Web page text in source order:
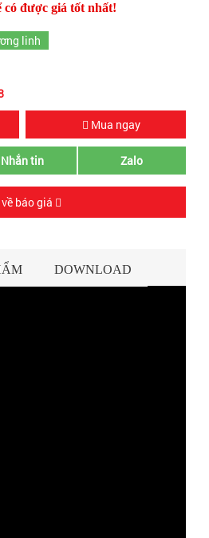
có được giá tốt nhất!
linh
Mua ngay
Nhắn tin Zalo
báo giá
DOWNLOAD